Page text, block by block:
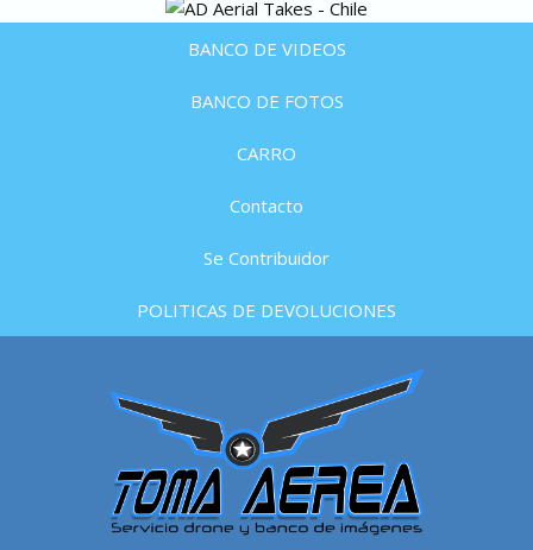
BANCO DE VIDEOS
BANCO DE FOTOS
CARRO
Contacto
Se Contribuidor
POLITICAS DE DEVOLUCIONES